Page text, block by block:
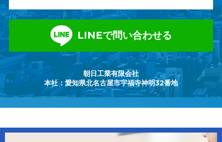
LINEで問い合わせる
朝日工業有限会社
本社：愛知県北名古屋市宇福寺神明32番地